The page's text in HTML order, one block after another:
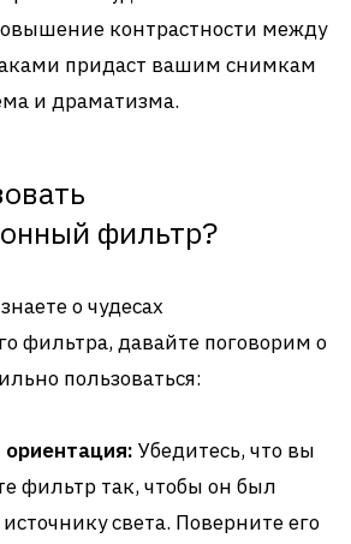
контрастности между
придаст вашим снимкам
и драматизма.
фильтр?
о чудесах
фильтра, давайте поговорим о
пользоваться:
Убедитесь, что вы
фильтр так, чтобы он был
света. Поверните его